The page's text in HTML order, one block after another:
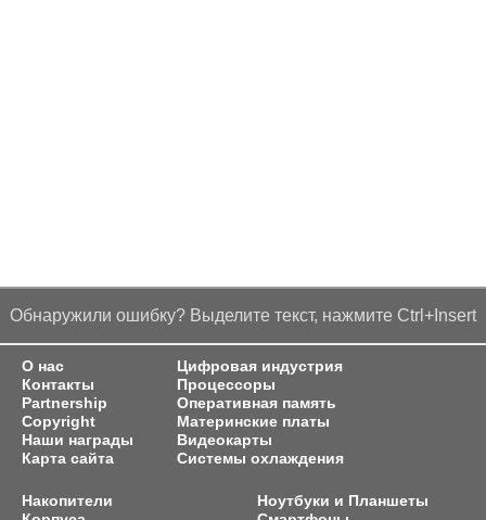
Обнаружили ошибку? Выделите текст, нажмите Ctrl+Insert
О нас
Контакты
Partnership
Copyright
Наши награды
Карта сайта
Цифровая индустрия
Процессоры
Оперативная память
Материнские платы
Видеокарты
Системы охлаждения
Накопители
Ноутбуки и Планшеты